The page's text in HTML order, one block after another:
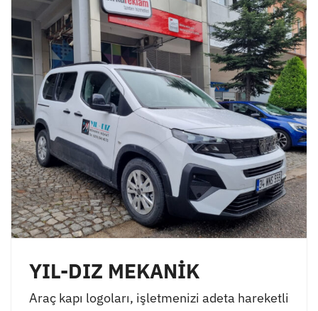
YIL-DIZ MEKANİK
Araç kapı logoları, işletmenizi adeta hareketli